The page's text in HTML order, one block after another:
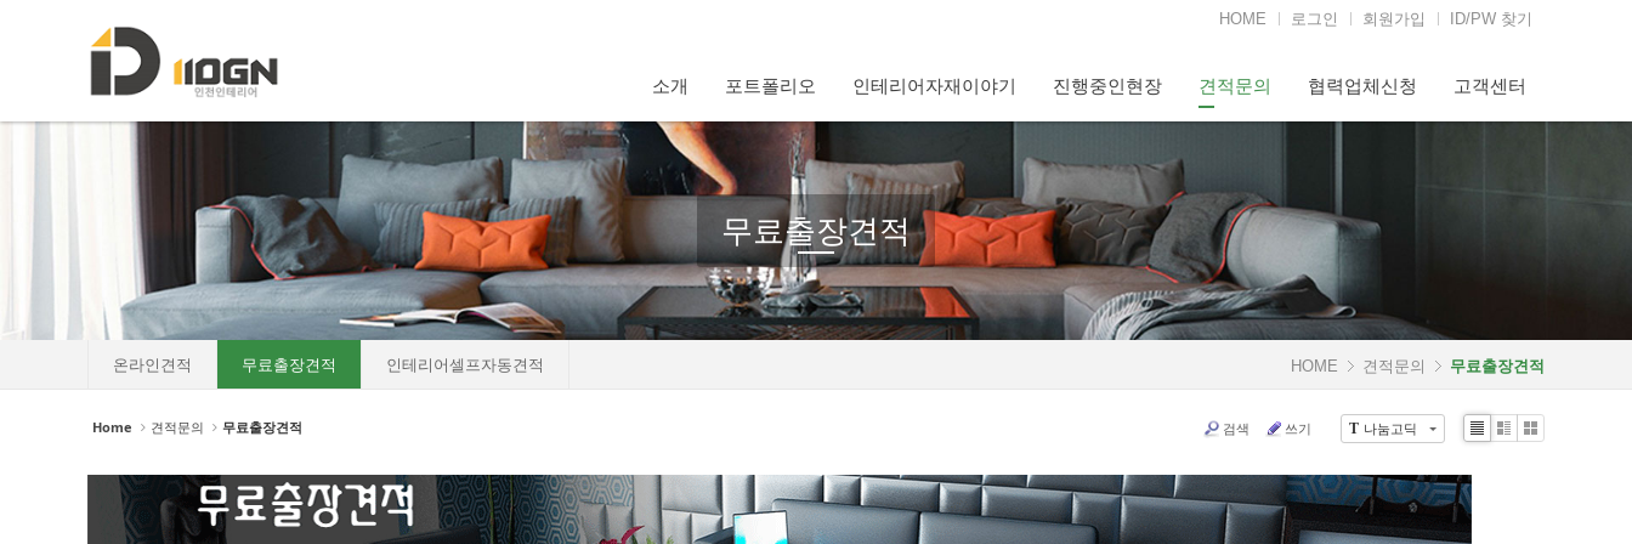
HOME
로그인 회원가입 ID/PW 찾기
소개 포트폴리오 인테리어자재이야기 진행중인현장 견적문의 협력업체신청 고객센터
무료출장견적
온라인견적 무료출장견적 인테리어셀프자동견적 HOME 견적문의 무료출장견적
Home 견적문의 무료출장견적 T 나눔고딕
검색 쓰기
Li
Zi
G
회원가입
소개
인테리어자재이야기
견적문의
- 무료출장견적
- 인테리어셀프자동견적
협력업체신청
Sketchbook5, 스케치북5
Sketchbook5, 스케치북5
Sketchbook5, 스케치북5
Sketchbook5, 스케치북5